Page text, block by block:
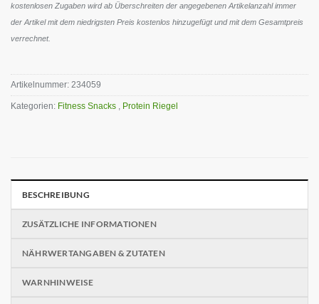
kostenlosen Zugaben wird ab Überschreiten der angegebenen Artikelanzahl immer
der Artikel mit dem niedrigsten Preis kostenlos hinzugefügt und mit dem Gesamtpreis
verrechnet.
Artikelnummer: 234059
Kategorien: Fitness Snacks , Protein Riegel
BESCHREIBUNG
ZUSÄTZLICHE INFORMATIONEN
NÄHRWERTANGABEN & ZUTATEN
WARNHINWEISE